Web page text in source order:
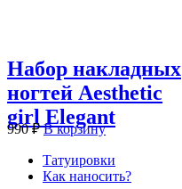
Набор накладных
ногтей Aesthetic
girl Elegant
990₽ В корзину
Татуировки
Как наносить?